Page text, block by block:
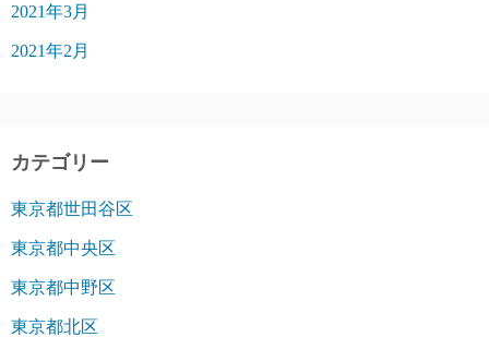
2021年3月
2021年2月
カテゴリー
東京都世田谷区
東京都中央区
東京都中野区
東京都北区